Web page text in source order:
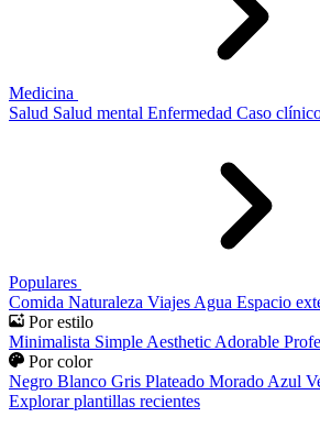
Medicina
Salud Salud mental Enfermedad Caso
Populares
Comida Naturaleza Viajes Agua Espacio
Por estilo
Minimalista Simple Aesthetic Adorable
Por color
Negro Blanco Gris Plateado Morado Azul
Explorar plantillas recientes